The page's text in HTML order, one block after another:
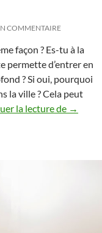
COMMENTAIRE
façon ? Es-tu à la
permette d’entrer en
? Si oui, pourquoi
la ville ? Cela peut
la lecture de →